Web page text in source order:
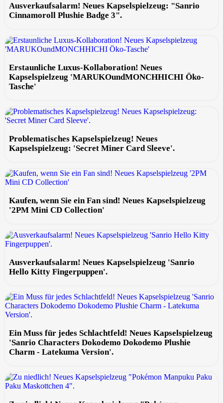
Ausverkaufsalarm! Neues Kapselspielzeug: "Sanrio
Cinnamoroll Plushie Badge 3".
Erstaunliche Luxus-Kollaboration! Neues
Kapselspielzeug 'MARUKOundMONCHHICHI Öko-
Tasche'
Problematisches Kapselspielzeug! Neues
Kapselspielzeug: 'Secret Miner Card Sleeve'.
Kaufen, wenn Sie ein Fan sind! Neues Kapselspielzeug
'2PM Mini CD Collection'
Ausverkaufsalarm! Neues Kapselspielzeug 'Sanrio
Hello Kitty Fingerpuppen'.
Ein Muss für jedes Schlachtfeld! Neues Kapselspielzeug
'Sanrio Characters Dokodemo Dokodemo Plushie
Charm - Latekuma Version'.